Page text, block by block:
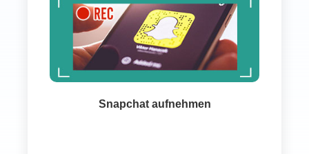
Snapchat aufnehmen